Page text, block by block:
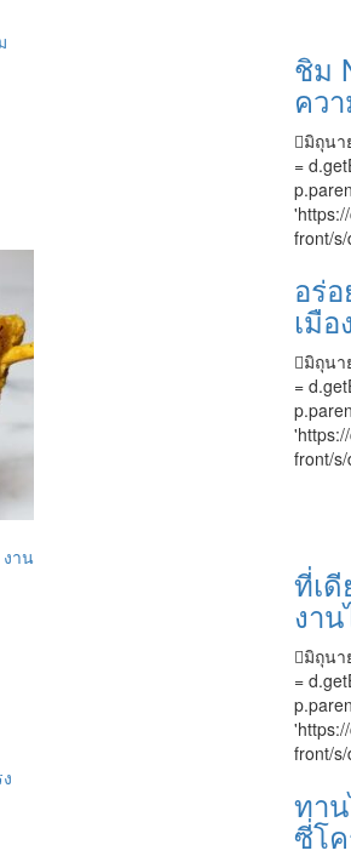
ชิม
คว
มิถุนา
=
front/
อร่
เมื
มิถุนา
=
front/
ที่เดี
งา
มิถุนา
=
front/
ทา
ซี่โ